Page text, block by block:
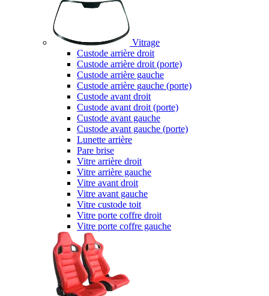
Vitrage
Custode arrière droit
Custode arrière droit (porte)
Custode arrière gauche
Custode arrière gauche (porte)
Custode avant droit
Custode avant droit (porte)
Custode avant gauche
Custode avant gauche (porte)
Lunette arrière
Pare brise
Vitre arrière droit
Vitre arrière gauche
Vitre avant droit
Vitre avant gauche
Vitre custode toit
Vitre porte coffre droit
Vitre porte coffre gauche